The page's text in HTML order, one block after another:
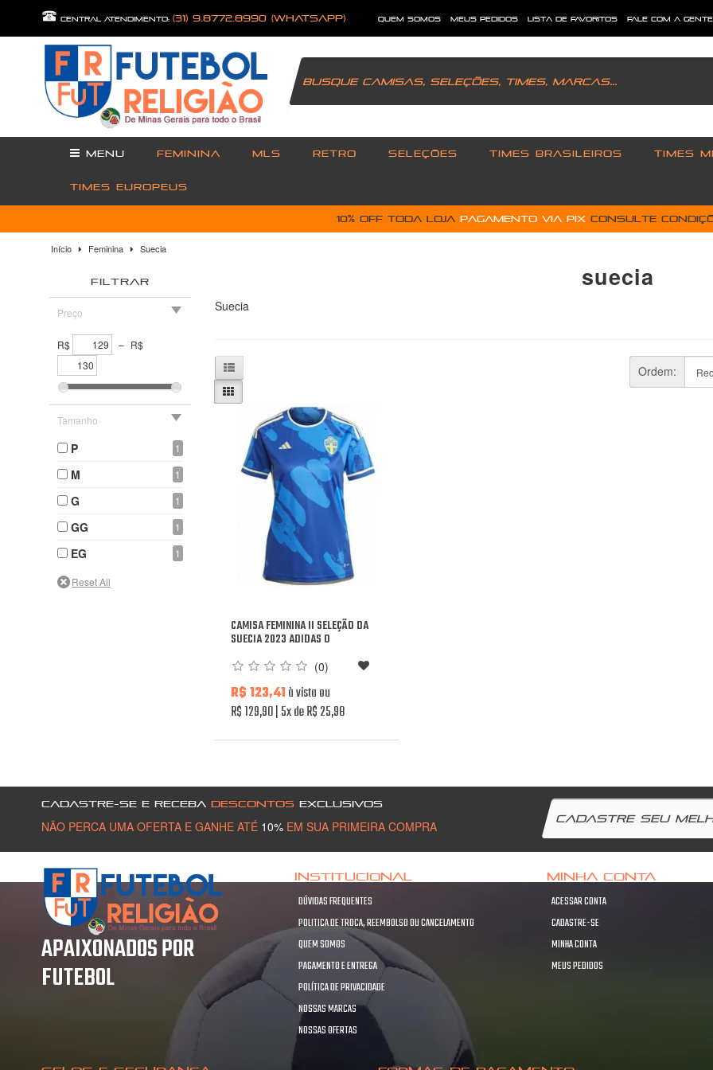
central atendimento: (31) 9.8772.8990 (Whatsapp) quem somos meus pedidos lista de favoritos fale com a gente
MENU FEMININA MLS RETRO SELEÇÕES TIMES BRASILEIROS TIMES
TIMES EUROPEUS
10% OFF toda loja pagamento via PIXConsulte
Início Feminina Suecia
FILTRAR
Preço
R$ – R$
Tamanho
P 1
M 1
G 1
GG 1
EG 1
suecia
Suecia
Ordem:
CAMISA FEMININA II SELEÇÃO DA
SUECIA 2023 ADIDAS O
(0)
R$ 123,41à vista ou
R$ 129,90 5x de R$ 25,98
CADASTRE-SE E RECEBA DESCONTOS EXCLUSIVOS
NÃO PERCA UMA OFERTA E GANHE ATÉ 10% EM SUA PRIMEIRA COMPRA
APAIXONADOS POR
FUTEBOL
INSTITUCIONAL
DÚVIDAS FREQUENTES
POLITICA DE TROCA, REEMBOLSO OU CANCELAMENTO
QUEM SOMOS
PAGAMENTO E ENTREGA
POLÍTICA DE PRIVACIDADE
NOSSAS MARCAS
NOSSAS OFERTAS
MINHA CONTA
ACESSAR CONTA
CADASTRE-SE
MINHA CONTA
MEUS PEDIDOS